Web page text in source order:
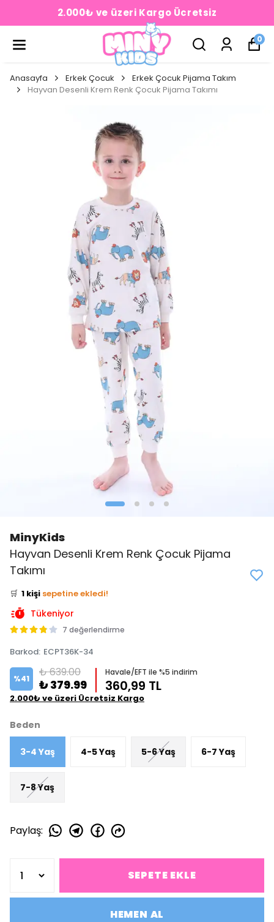
2.000₺ ve üzeri Kargo Ücretsiz
0
Anasayfa Erkek Çocuk
Erkek Çocuk Pijama Takım
Hayvan Desenli Krem Renk Çocuk Pijama Takımı
MinyKids
Hayvan Desenli Krem Renk Çocuk Pijama
Takımı
👀 Şu an
🛒 1 kişi sepetine ekledi!
✅ Bugün 1 adet
Tükeniyor
7 değerlendirme
Barkod: ECPT36K-34
%41 ₺ 639.00
₺ 379.99
Havale/EFT ile %5 indirim
360,99 TL
2.000₺ ve üzeri Ücretsiz Kargo
Beden
3-4 Yaş 4-5 Yaş 5-6 Yaş 6-7 Yaş
7-8 Yaş
Paylaş:
SEPETE EKLE
HEMEN AL